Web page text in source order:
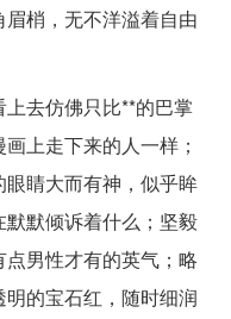
梢，无不洋溢着自由
去仿佛只比**的巴掌
上走下来的人一样；
睛大而有神，似乎眸
默倾诉着什么；坚毅
男性才有的英气；略
的宝石红，随时细润